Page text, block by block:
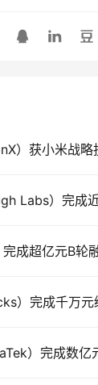
）获小米战略
Labs）完成
成超亿元B轮
）完成千万元
）完成数亿